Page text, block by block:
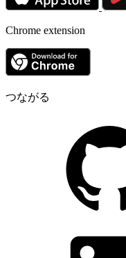
Chrome extension
つながる